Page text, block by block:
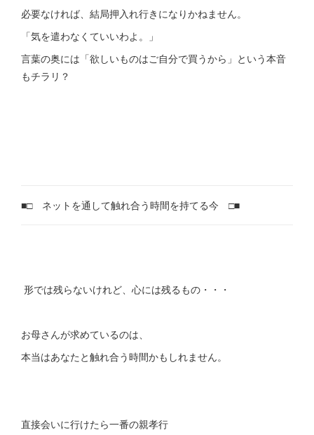
必要なければ、結局押入れ行きになりかねません。
「気を遣わなくていいわよ。」
言葉の奥には「欲しいものはご自分で買うから」という本音
もチラリ？
■□ ネットを通して触れ合う時間を持てる今 □■
形では残らないけれど、心には残るもの・・・
お母さんが求めているのは、
本当はあなたと触れ合う時間かもしれません。
直接会いに行けたら一番の親孝行